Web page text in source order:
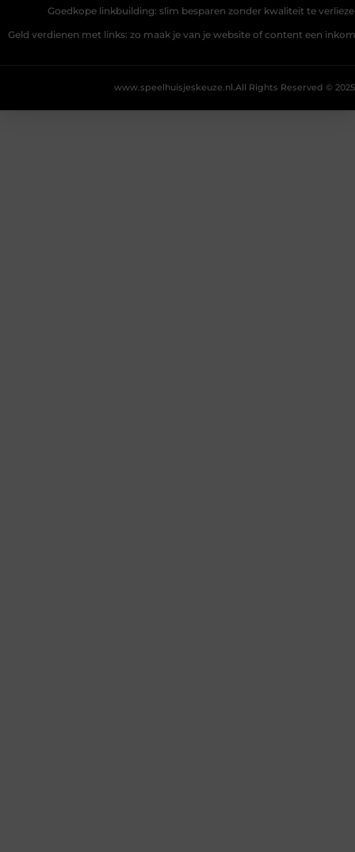
Goedkope linkbuilding: slim besparen zonder kwaliteit te
Geld verdienen met links: zo maak je van je website of content een
All Rights Reserved © 2025
www.speelhuisjeskeuze.nl.